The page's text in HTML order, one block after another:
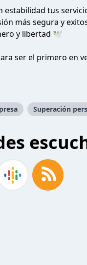
estabilidad tus
más segura y
y libertad 🕊️
ser el primero en
Superación